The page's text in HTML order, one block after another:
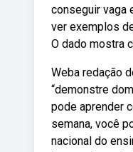
conseguir vaga
ver exemplos
O dado mostra
Weba redação
“demonstre
pode aprender
semana, você
nacional do